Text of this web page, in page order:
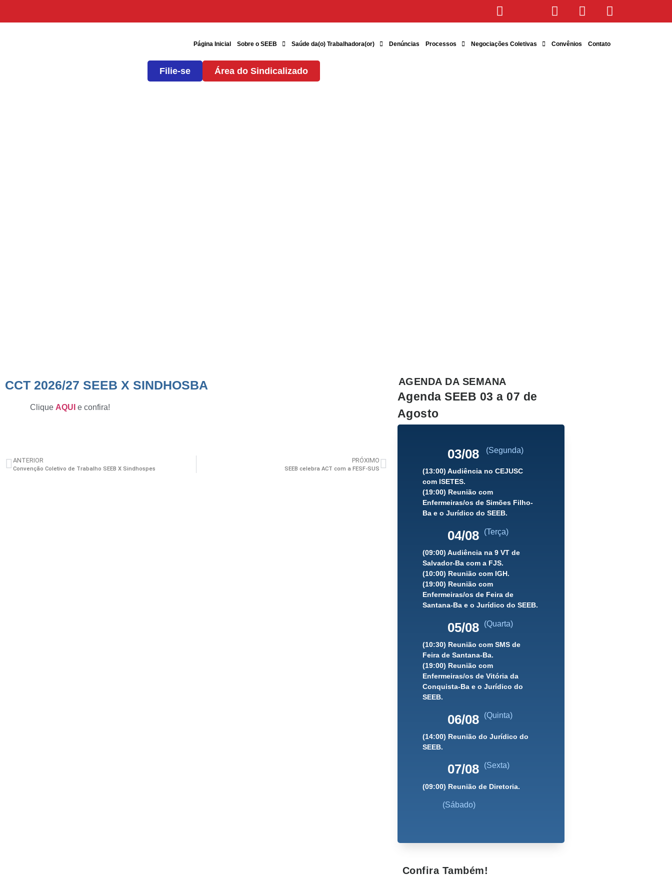
Página Inicial Sobre o SEEB Saúde da(o) Trabalhadora(or) Denúncias Processos Negociações Coletivas Convênios Contato
Filie-se Área do Sindicalizado
CCT 2026/27 SEEB X SINDHOSBA
Clique AQUI e confira!
ANTERIOR
Convenção Coletivo de Trabalho SEEB X Sindhospes
PRÓXIMO
SEEB celebra ACT com a FESF-SUS
AGENDA DA SEMANA
Agenda SEEB 03 a 07 de
Agosto
03/08 (Segunda)
(13:00) Audiência no CEJUSC
com ISETES.
(19:00) Reunião com
Enfermeiras/os de Simões Filho-
Ba e o Jurídico do SEEB.
04/08 (Terça)
(09:00) Audiência na 9 VT de
Salvador-Ba com a FJS.
(10:00) Reunião com IGH.
(19:00) Reunião com
Enfermeiras/os de Feira de
Santana-Ba e o Jurídico do SEEB.
05/08 (Quarta)
(10:30) Reunião com SMS de
Feira de Santana-Ba.
(19:00) Reunião com
Enfermeiras/os de Vitória da
Conquista-Ba e o Jurídico do
SEEB.
06/08 (Quinta)
(14:00) Reunião do Jurídico do
SEEB.
07/08 (Sexta)
(09:00) Reunião de Diretoria.
(Sábado)
Confira Também!